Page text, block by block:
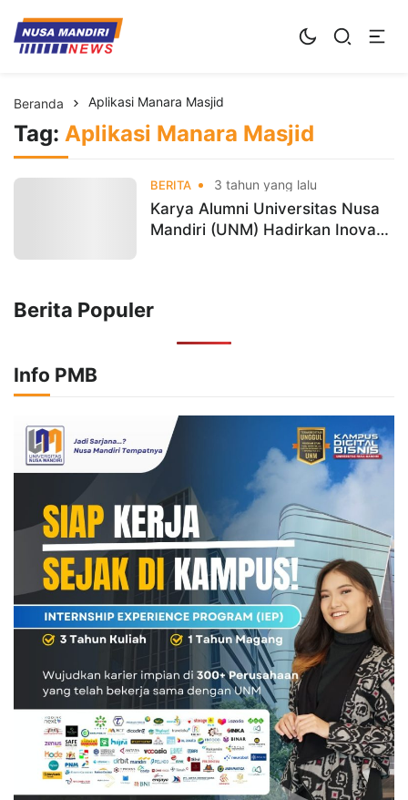
Kampus Digital Bisnis
Universitas Nusa Mandiri
Beranda Aplikasi Manara Masjid
Tag: Aplikasi Manara Masjid
BERITA 3 tahun yang lalu
Karya Alumni Universitas Nusa
Mandiri (UNM) Hadirkan Inovasi
Berita Populer
Info PMB